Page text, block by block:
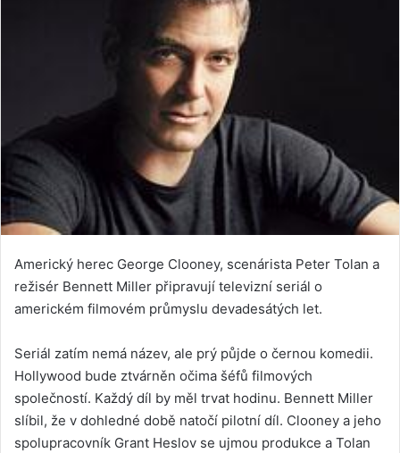
Americký herec George Clooney, scenárista Peter Tolan a
režisér Bennett Miller připravují televizní seriál o
americkém filmovém průmyslu devadesátých let.
Seriál zatím nemá název, ale prý půjde o černou komedii.
Hollywood bude ztvárněn očima šéfů filmových
společností. Každý díl by měl trvat hodinu. Bennett Miller
slíbil, že v dohledné době natočí pilotní díl. Clooney a jeho
spolupracovník Grant Heslov se ujmou produkce a Tolan